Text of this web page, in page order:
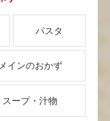
パスタ
メインのおかず
スープ・汁物